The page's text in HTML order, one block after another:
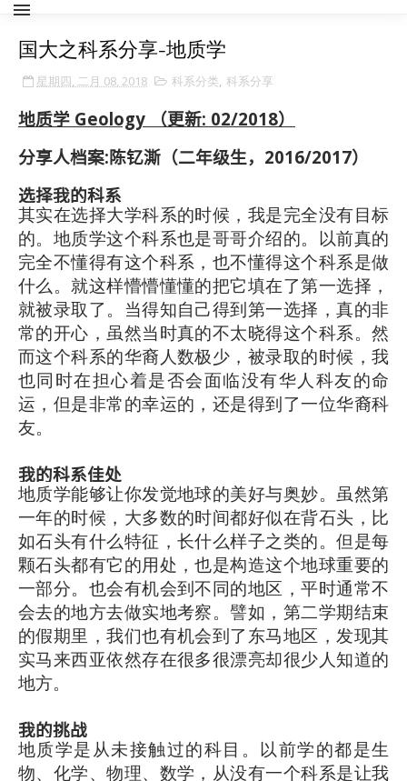
国大之科系分享-地质学
星期四, 二月 08, 2018 科系分类, 科系分享
地质学 Geology （更新: 02/2018）
分享人档案:陈钇澌（二年级生， 2016/2017）
选择我的科系
其实在选择大学科系的时候，我是完全没有目标
的。地质学这个科系也是哥哥介绍的。以前真的
完全不懂得有这个科系，也不懂得这个科系是做
什么。就这样懵懵懂懂的把它填在了第一选择，
就被录取了。当得知自己得到第一选择，真的非
常的开心，虽然当时真的不太晓得这个科系。然
而这个科系的华裔人数极少，被录取的时候，我
也同时在担心着是否会面临没有华人科友的命
运，但是非常的幸运的，还是得到了一位华裔科
友。
我的科系佳处
地质学能够让你发觉地球的美好与奥妙。虽然第
一年的时候，大多数的时间都好似在背石头，比
如石头有什么特征，长什么样子之类的。但是每
颗石头都有它的用处，也是构造这个地球重要的
一部分。也会有机会到不同的地区，平时通常不
会去的地方去做实地考察。譬如，第二学期结束
的假期里，我们也有机会到了东马地区，发现其
实马来西亚依然存在很多很漂亮却很少人知道的
地方。
我的挑战
地质学是从未接触过的科目。以前学的都是生
物、化学、物理、数学，从没有一个科系是让我